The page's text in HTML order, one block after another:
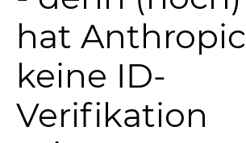
hat Anthropic
keine ID-
Verifikation